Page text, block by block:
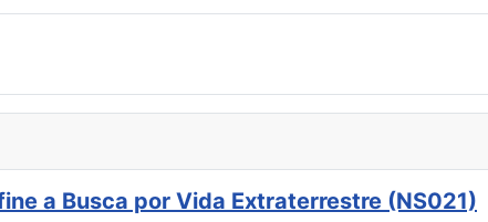
a Busca por Vida Extraterrestre (NS021)